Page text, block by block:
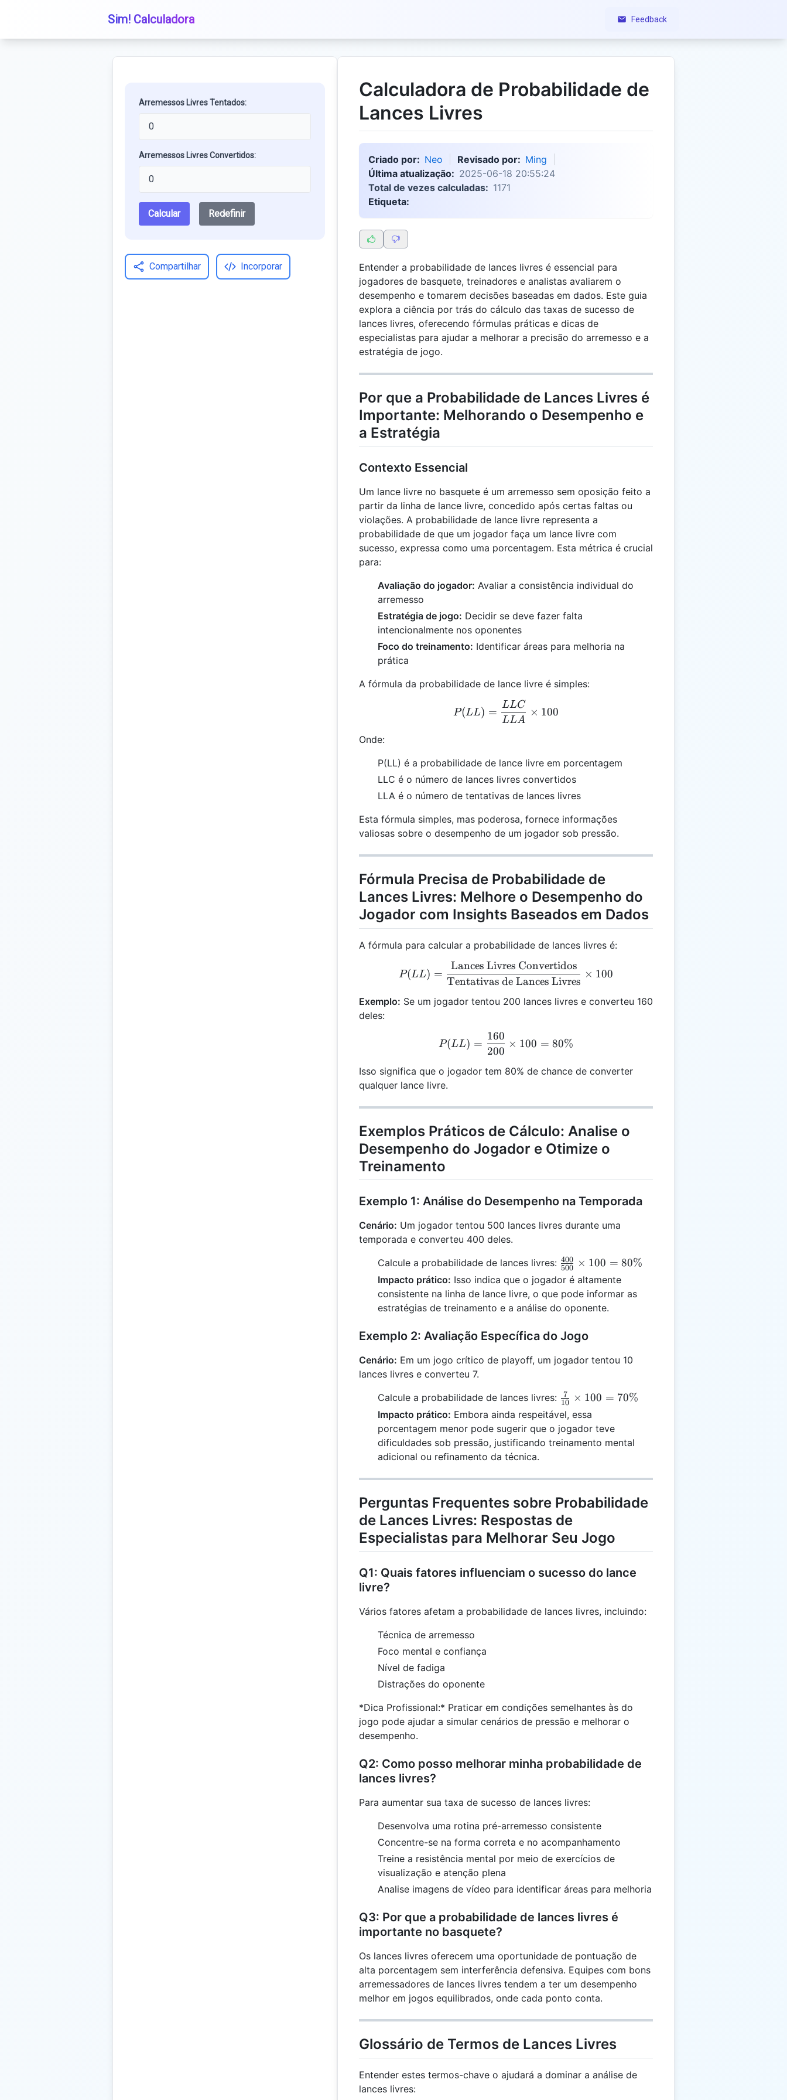
Sim! Calculadora Feedback
Arremessos Livres Tentados:
Arremessos Livres Convertidos:
Calcular Redefinir
Compartilhar Incorporar
Calculadora de Probabilidade de
Lances Livres
Criado por: Neo Revisado por: Ming
Última atualização: 2025-06-18 20:55:24
Total de vezes calculadas: 1171
Etiqueta:
Entender a probabilidade de lances livres é essencial para
jogadores de basquete, treinadores e analistas avaliarem o
desempenho e tomarem decisões baseadas em dados. Este guia
explora a ciência por trás do cálculo das taxas de sucesso de
lances livres, oferecendo fórmulas práticas e dicas de
especialistas para ajudar a melhorar a precisão do arremesso e a
estratégia de jogo.
Por que a Probabilidade de Lances Livres é
Importante: Melhorando o Desempenho e
a Estratégia
Contexto Essencial
Um lance livre no basquete é um arremesso sem oposição feito a
partir da linha de lance livre, concedido após certas faltas ou
violações. A probabilidade de lance livre representa a
probabilidade de que um jogador faça um lance livre com
sucesso, expressa como uma porcentagem. Esta métrica é crucial
para:
Avaliação do jogador: Avaliar a consistência individual do
arremesso
Estratégia de jogo: Decidir se deve fazer falta
intencionalmente nos oponentes
Foco do treinamento: Identificar áreas para melhoria na
prática
A fórmula da probabilidade de lance livre é simples:
P(LL) = \frac{LLC}{LLA} \times 100
P(LL) =
LLA
LLC
× 100
Onde:
P(LL) é a probabilidade de lance livre em porcentagem
LLC é o número de lances livres convertidos
LLA é o número de tentativas de lances livres
Esta fórmula simples, mas poderosa, fornece informações
valiosas sobre o desempenho de um jogador sob pressão.
Fórmula Precisa de Probabilidade de
Lances Livres: Melhore o Desempenho do
Jogador com Insights Baseados em Dados
A fórmula para calcular a probabilidade de lances livres é:
P(LL) = \frac{\text{Lances Livres
P(LL) =
Tentativas de Lances Livres
Lances Livres Convertidos
× 100
Exemplo: Se um jogador tentou 200 lances livres e converteu 160
deles:
P(LL) = \frac{160}{200} \times 100 = 80\%
P(LL) =
200
160
× 100 = 80%
Isso significa que o jogador tem 80% de chance de converter
qualquer lance livre.
Exemplos Práticos de Cálculo: Analise o
Desempenho do Jogador e Otimize o
Treinamento
Exemplo 1: Análise do Desempenho na Temporada
Cenário: Um jogador tentou 500 lances livres durante uma
temporada e converteu 400 deles.
Calcule a probabilidade de lances livres: \frac{400}
{500}
\times 100
= 80\%
500
400 × 100 = 80%
Impacto prático: Isso indica que o jogador é altamente
consistente na linha de lance livre, o que pode informar as
estratégias de treinamento e a análise do oponente.
Exemplo 2: Avaliação Específica do Jogo
Cenário: Em um jogo crítico de playoff, um jogador tentou 10
lances livres e converteu 7.
Calcule a probabilidade de lances livres: \frac{7}
{10}
\times
100 =
70\%
10
7 × 100 = 70%
Impacto prático: Embora ainda respeitável, essa
porcentagem menor pode sugerir que o jogador teve
dificuldades sob pressão, justificando treinamento mental
adicional ou refinamento da técnica.
Perguntas Frequentes sobre Probabilidade
de Lances Livres: Respostas de
Especialistas para Melhorar Seu Jogo
Q1: Quais fatores influenciam o sucesso do lance
livre?
Vários fatores afetam a probabilidade de lances livres, incluindo:
Técnica de arremesso
Foco mental e confiança
Nível de fadiga
Distrações do oponente
*Dica Profissional:* Praticar em condições semelhantes às do
jogo pode ajudar a simular cenários de pressão e melhorar o
desempenho.
Q2: Como posso melhorar minha probabilidade de
lances livres?
Para aumentar sua taxa de sucesso de lances livres:
Desenvolva uma rotina pré-arremesso consistente
Concentre-se na forma correta e no acompanhamento
Treine a resistência mental por meio de exercícios de
visualização e atenção plena
Analise imagens de vídeo para identificar áreas para melhoria
Q3: Por que a probabilidade de lances livres é
importante no basquete?
Os lances livres oferecem uma oportunidade de pontuação de
alta porcentagem sem interferência defensiva. Equipes com bons
arremessadores de lances livres tendem a ter um desempenho
melhor em jogos equilibrados, onde cada ponto conta.
Glossário de Termos de Lances Livres
Entender estes termos-chave o ajudará a dominar a análise de
lances livres: